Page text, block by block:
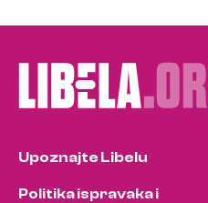
Upoznajte Libelu
Politika ispravaka i